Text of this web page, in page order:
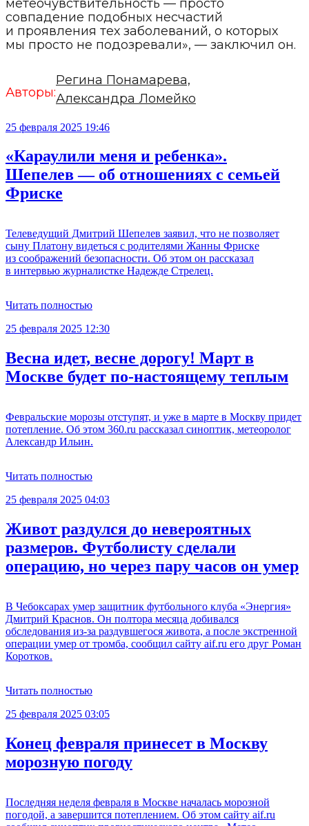
метеочувствительность — просто
совпадение подобных несчастий
и проявления тех заболеваний, о которых
мы просто не подозревали», — заключил он.
Авторы:
Регина Понамарева,
Александра Ломейко
25 февраля 2025 19:46
«Караулили меня и ребенка».
Шепелев — об отношениях с семьей
Фриске
Телеведущий Дмитрий Шепелев заявил, что не позволяет
сыну Платону видеться с родителями Жанны Фриске
из соображений безопасности. Об этом он рассказал
в интервью журналистке Надежде Стрелец.
Читать полностью
25 февраля 2025 12:30
Весна идет, весне дорогу! Март в
Москве будет по-настоящему теплым
Февральские морозы отступят, и уже в марте в Москву придет
потепление. Об этом 360.ru рассказал синоптик, метеоролог
Александр Ильин.
Читать полностью
25 февраля 2025 04:03
Живот раздулся до невероятных
размеров. Футболисту сделали
операцию, но через пару часов он умер
В Чебоксарах умер защитник футбольного клуба «Энергия»
Дмитрий Краснов. Он полтора месяца добивался
обследования из-за раздувшегося живота, а после экстренной
операции умер от тромба, сообщил сайту aif.ru его друг Роман
Коротков.
Читать полностью
25 февраля 2025 03:05
Конец февраля принесет в Москву
морозную погоду
Последняя неделя февраля в Москве началась морозной
погодой, а завершится потеплением. Об этом сайту aif.ru